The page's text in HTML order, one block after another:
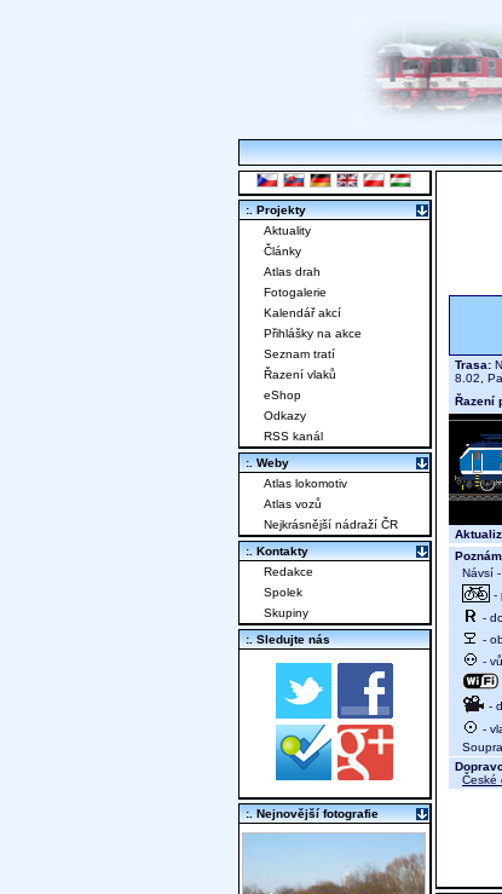
Trasa:
8.02,
Řazení
Návsí
-
-
-
-
-
-
České
:. Projekty
Aktuality
Články
Atlas drah
Fotogalerie
Kalendář akcí
Přihlášky na akce
Seznam tratí
Řazení vlaků
eShop
Odkazy
RSS kanál
:. Weby
Atlas lokomotiv
Atlas vozů
Nejkrásnější nádraží ČR
:. Kontakty
Redakce
Spolek
Skupiny
:. Sledujte nás
:. Nejnovější fotografie